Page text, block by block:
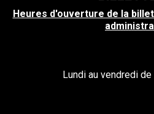
Heures d'ouverture de la
Lundi au vendredi